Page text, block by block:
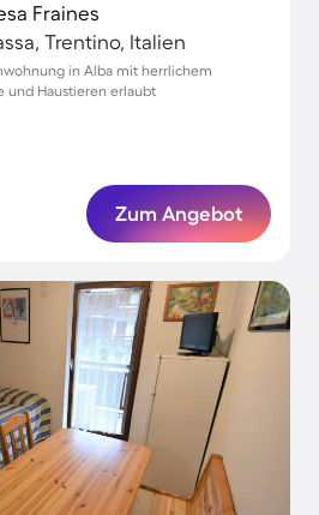
Fraines
Trentino, Italien
in Alba mit herrlichem
und Haustieren erlaubt
Zum Angebot